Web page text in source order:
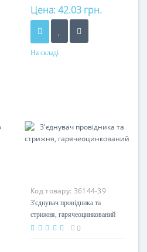
Цена:42.03 грн.
На складі
Код товару: 36144-39
З'єднувач провідника та
стрижня, гарячеоцинкований
0